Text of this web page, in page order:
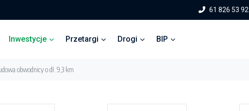
61 826 53 92
Inwestycje Przetargi Drogi BIP
obwodnicy o dł. 9,3 km